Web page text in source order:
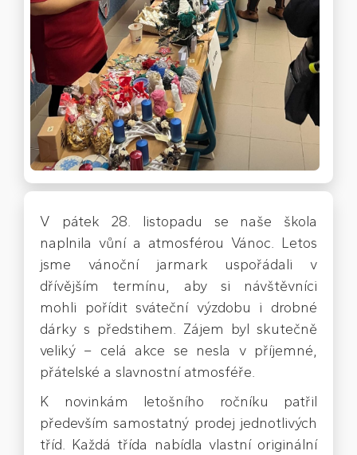
V pátek 28. listopadu se naše škola
naplnila vůní a atmosférou Vánoc. Letos
jsme vánoční jarmark uspořádali v
dřívějším termínu, aby si návštěvníci
mohli pořídit sváteční výzdobu i drobné
dárky s předstihem. Zájem byl skutečně
veliký – celá akce se nesla v příjemné,
přátelské a slavnostní atmosféře.
K novinkám letošního ročníku patřil
především samostatný prodej jednotlivých
tříd. Každá třída nabídla vlastní originální